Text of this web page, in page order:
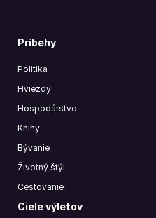
Príbehy
Politika
Hviezdy
Hospodárstvo
Knihy
Bývanie
Životný štýl
Cestovanie
Ciele výletov